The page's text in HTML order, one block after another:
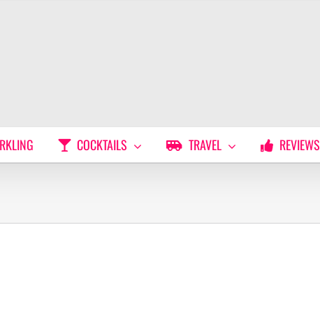
COCKTAILS TRAVEL REVIEWS